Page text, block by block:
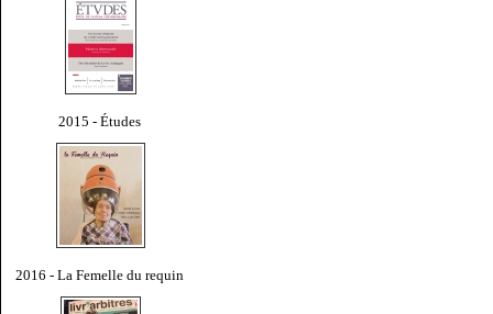
2015 - Études
2016 - La Femelle du requin